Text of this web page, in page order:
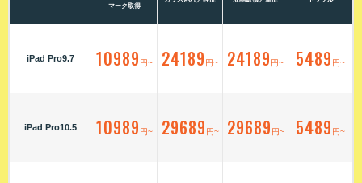
iPad Pro9.7
iPad Pro10.5
マーク取得
10989 円~ 24189 円~ 24189 円~ 5489 円~
10989 円~ 29689 円~ 29689 円~ 5489 円~